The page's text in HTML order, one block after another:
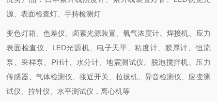
源、表面检查灯、手持检测灯
变色灯箱、色差仪、卤素光源装置、氧气浓度计、焊接机、应力
表面检查仪、LED光源机、电子天平、粘度计、膜厚计、恒流
泵、采样泵、PH计、水分计、地震测试仪、脱泡搅拌机、压力
传感器、气体检测仪、接近开关、拉拔机、异音检测仪、应变测
试仪、拉针仪、水平测试仪，离心机等